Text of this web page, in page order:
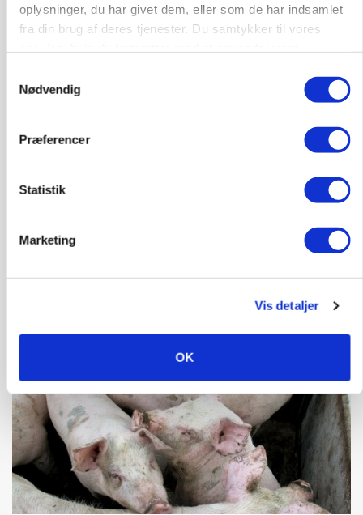
oplysninger, du har givet dem, eller som de har indsamlet
fra din brug af deres tjenester. Du samtykker til vores
Nødvendig
Præferencer
Statistik
Marketing
Vis detaljer
OK
Annonce
Loading...
Danish Crown slår igen i noteringsstrid: Tysk